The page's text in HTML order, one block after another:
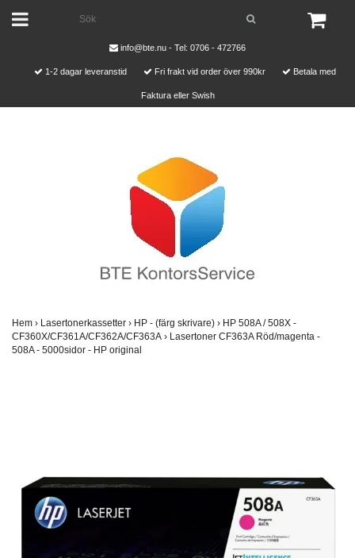
info@bte.nu - Tel: 0706 - 472766
1-2 dagar leveranstid Fri frakt vid order över 990kr Betala med
Faktura eller Swish
Hem › Lasertonerkassetter › HP - (färg skrivare) › HP 508A / 508X -
CF360X/CF361A/CF362A/CF363A › Lasertoner CF363A Röd/magenta -
508A - 5000sidor - HP original